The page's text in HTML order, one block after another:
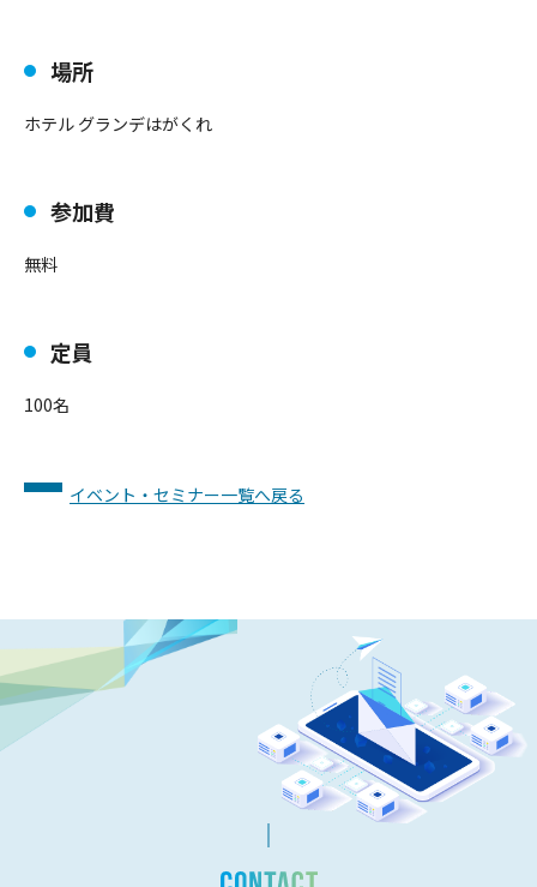
場所
ホテル グランデはがくれ
参加費
無料
定員
100名
イベント・セミナー一覧へ戻る